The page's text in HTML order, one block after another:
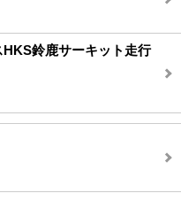
鈴鹿サーキット走行